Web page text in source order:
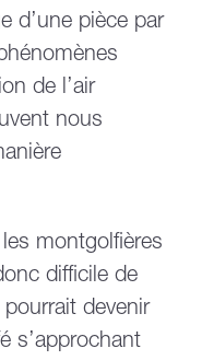
d’une pièce par
de l’air
nous
montgolfières
difficile de
devenir
s’approchant